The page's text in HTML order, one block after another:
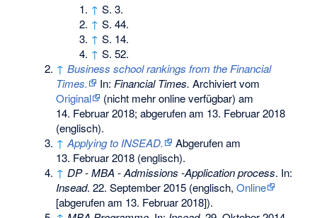
↑ S. 3.
↑ S. 44.
↑ S. 14.
↑ S. 52.
↑ Business school rankings from the Financial
Times.
In: Financial Times. Archiviert vom
Original
(nicht mehr online verfügbar) am
14. Februar 2018; abgerufen am 13. Februar 2018
(englisch).
↑ Applying to INSEAD.
Abgerufen am
13. Februar 2018 (englisch).
↑ DP - MBA - Admissions -Application process. In:
Insead. 22. September 2015 (englisch,Online
[abgerufen am 13. Februar 2018]).